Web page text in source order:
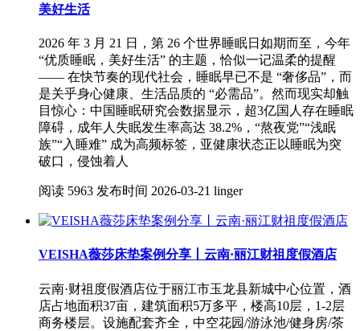
美好生活
2026 年 3 月 21 日，第 26 个世界睡眠日如期而至，今年
“优质睡眠，美好生活” 的主题，恰似一记温柔的提醒
—— 在快节奏的现代社会，睡眠早已不是 “奢侈品”，而
是关乎身心健康、生活品质的 “必需品”。然而现实却触
目惊心：中国睡眠研究会数据显示，超3亿国人存在睡眠
障碍，成年人失眠发生率高达 38.2%，“熬夜党”“浅眠
族”“入睡难” 成为高频标签，亚健康状态正以睡眠为突
破口，侵蚀着人
阅读 5963 发布时间 2026-03-21 linger
VEISHA薇莎床垫案例分享丨云南·丽江财祖度假酒店
云南·财祖度假酒店位于丽江市玉龙县新城中心位置，酒
店占地面积37亩，建筑面积5万多平，楼高10层，1-2层
商务楼层。设施配套齐全，中空花园/游泳池/健身房/茶